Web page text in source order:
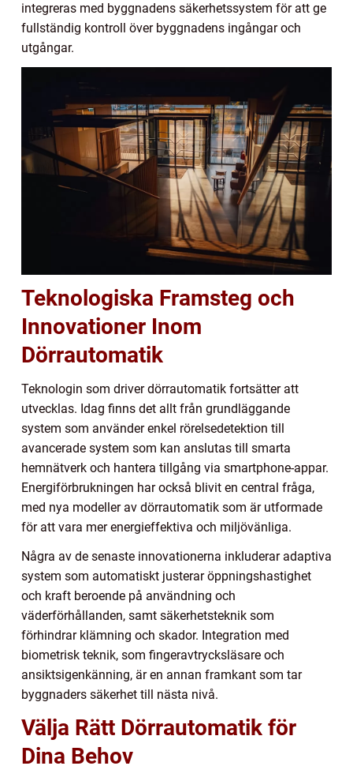
integreras med byggnadens säkerhetssystem för att ge
fullständig kontroll över byggnadens ingångar och
utgångar.
Teknologiska Framsteg och
Innovationer Inom
Dörrautomatik
Teknologin som driver dörrautomatik fortsätter att
utvecklas. Idag finns det allt från grundläggande
system som använder enkel rörelsedetektion till
avancerade system som kan anslutas till smarta
hemnätverk och hantera tillgång via smartphone-appar.
Energiförbrukningen har också blivit en central fråga,
med nya modeller av dörrautomatik som är utformade
för att vara mer energieffektiva och miljövänliga.
Några av de senaste innovationerna inkluderar adaptiva
system som automatiskt justerar öppningshastighet
och kraft beroende på användning och
väderförhållanden, samt säkerhetsteknik som
förhindrar klämning och skador. Integration med
biometrisk teknik, som fingeravtrycksläsare och
ansiktsigenkänning, är en annan framkant som tar
byggnaders säkerhet till nästa nivå.
Välja Rätt Dörrautomatik för
Dina Behov